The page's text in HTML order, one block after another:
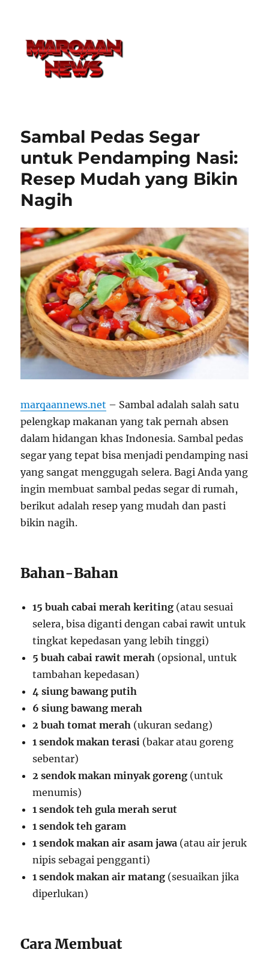
Sambal Pedas Segar
untuk Pendamping Nasi:
Resep Mudah yang Bikin
Nagih
marqaannews.net – Sambal adalah salah satu
pelengkap makanan yang tak pernah absen
dalam hidangan khas Indonesia. Sambal pedas
segar yang tepat bisa menjadi pendamping nasi
yang sangat menggugah selera. Bagi Anda yang
ingin membuat sambal pedas segar di rumah,
berikut adalah resep yang mudah dan pasti
bikin nagih.
Bahan-Bahan
15 buah cabai merah keriting (atau sesuai
selera, bisa diganti dengan cabai rawit untuk
tingkat kepedasan yang lebih tinggi)
5 buah cabai rawit merah (opsional, untuk
tambahan kepedasan)
4 siung bawang putih
6 siung bawang merah
2 buah tomat merah (ukuran sedang)
1 sendok makan terasi (bakar atau goreng
sebentar)
2 sendok makan minyak goreng (untuk
menumis)
1 sendok teh gula merah serut
1 sendok teh garam
1 sendok makan air asam jawa (atau air jeruk
nipis sebagai pengganti)
1 sendok makan air matang (sesuaikan jika
diperlukan)
Cara Membuat